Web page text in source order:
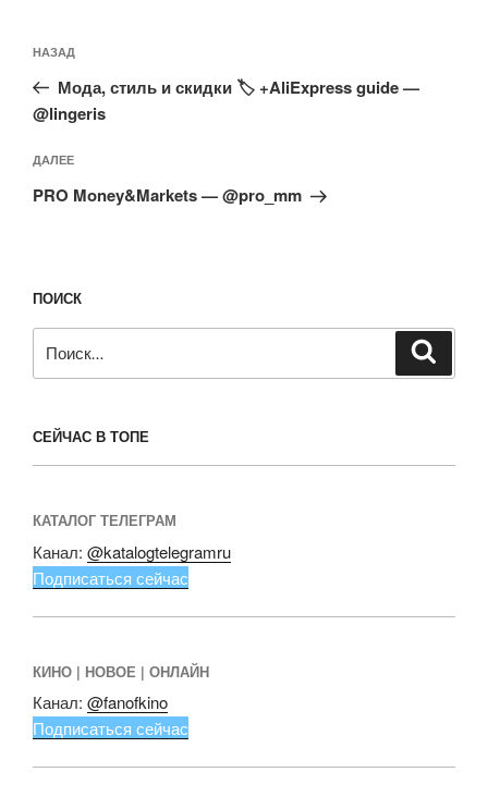
по
записям
Предыдущая
запись:
НАЗАД
Мода, стиль и скидки 🏷 +AliExpress guide —
@lingeris
Следующая
запись
ДАЛЕЕ
PRO Money&Markets — @pro_mm
ПОИСК
СЕЙЧАС В ТОПЕ
КАТАЛОГ ТЕЛЕГРАМ
Канал: @katalogtelegramru
Подписаться сейчас
КИНО | НОВОЕ | ОНЛАЙН
Канал: @fanofkino
Подписаться сейчас